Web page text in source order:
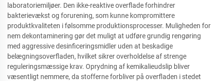
laboratoriemiljøer. Den ikke-reaktive overflade forhindrer
bakterievækst og forurening, som kunne kompromittere
produktkvaliteten i følsomme produktionsprocesser. Muligheden for
nem dekontaminering gør det muligt at udføre grundig rengøring
med aggressive desinficeringsmidler uden at beskadige
belægningsoverfladen, hvilket sikrer overholdelse af strenge
reguleringsmæssige krav. Oprydning af kemikalieudslip bliver
væsentligt nemmere, da stofferne forbliver på overfladen i stedet